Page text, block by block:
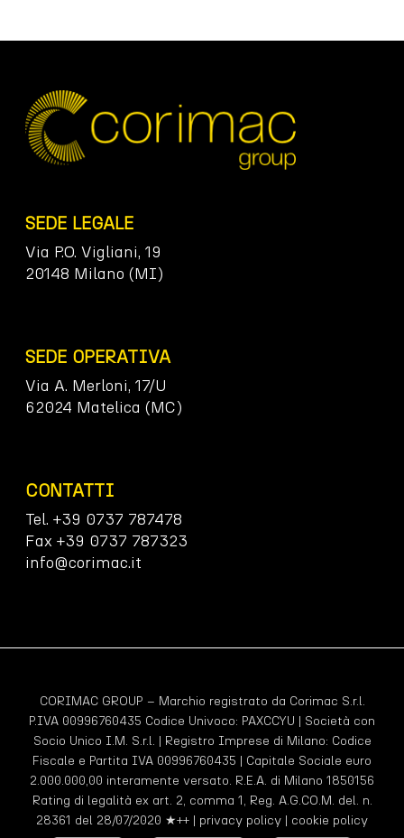
SEDE LEGALE
Via P.O. Vigliani, 19
20148 Milano (MI)
SEDE OPERATIVA
Via A. Merloni, 17/U
62024 Matelica (MC)
CONTATTI
Tel. +39 0737 787478
Fax +39 0737 787323
info@corimac.it
CORIMAC GROUP – Marchio registrato da Corimac S.r.l.
P.IVA 00996760435 Codice Univoco: PAXCCYU | Società con
Socio Unico I.M. S.r.l. | Registro Imprese di Milano: Codice
Fiscale e Partita IVA 00996760435 | Capitale Sociale euro
2.000.000,00 interamente versato. R.E.A. di Milano 1850156
Rating di legalità ex art. 2, comma 1, Reg. A.G.CO.M. del. n.
28361 del 28/07/2020 ★++ | privacy policy | cookie policy